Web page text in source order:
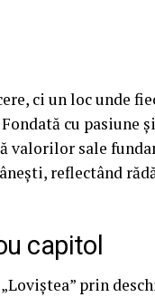
ci un loc unde
cu pasiune
valorilor sale
reflectând
capitol
prin